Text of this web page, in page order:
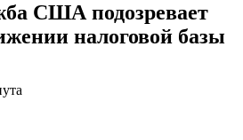
США подозревает
налоговой базы